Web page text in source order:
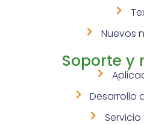
Nuevos
Soporte y
Desarrollo